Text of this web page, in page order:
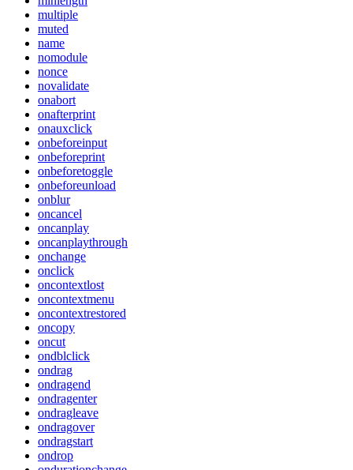
multiple
muted
name
nomodule
nonce
novalidate
onabort
onafterprint
onauxclick
onbeforeinput
onbeforeprint
onbeforetoggle
onbeforeunload
onblur
oncancel
oncanplay
oncanplaythrough
onchange
onclick
oncontextlost
oncontextmenu
oncontextrestored
oncopy
oncut
ondblclick
ondrag
ondragend
ondragenter
ondragleave
ondragover
ondragstart
ondrop